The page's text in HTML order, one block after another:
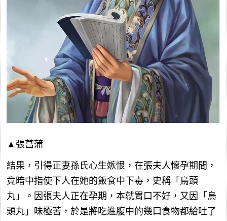
▲張菖蒲
結果，引得正妻孫氏心生嫉恨，在張夫人懷孕期間，
竟暗中指使下人在她的飯食中下毒，史稱「烏頭
丸」。因張夫人正在孕期，本就胃口不好，又因「烏
頭丸」味極苦，於是將吃進腹中的幾口食物都給吐了